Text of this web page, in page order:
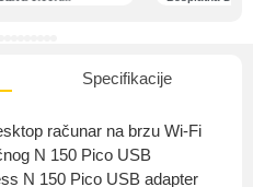
Specifikacije
računar na brzu Wi-Fi
N 150 Pico USB
N 150 Pico USB adapter
O nama